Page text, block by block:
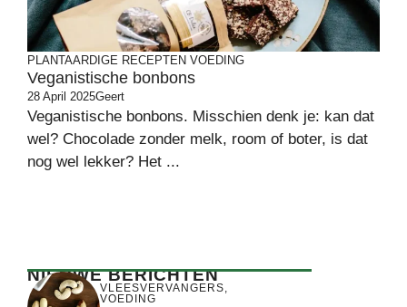
PLANTAARDIGE RECEPTEN VOEDING
Veganistische bonbons
28 April 2025Geert
Veganistische bonbons. Misschien denk je: kan dat
wel? Chocolade zonder melk, room of boter, is dat
nog wel lekker? Het ...
NIEUWE BERICHTEN
VLEESVERVANGERS,
VOEDING